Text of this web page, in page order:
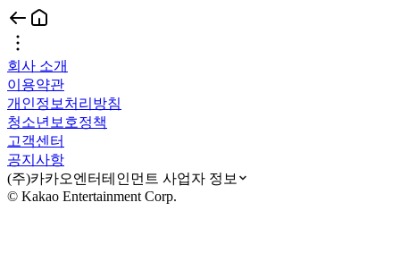
회사 소개
이용약관
개인정보처리방침
청소년보호정책
고객센터
공지사항
(주)카카오엔터테인먼트 사업자 정보
© Kakao Entertainment Corp.